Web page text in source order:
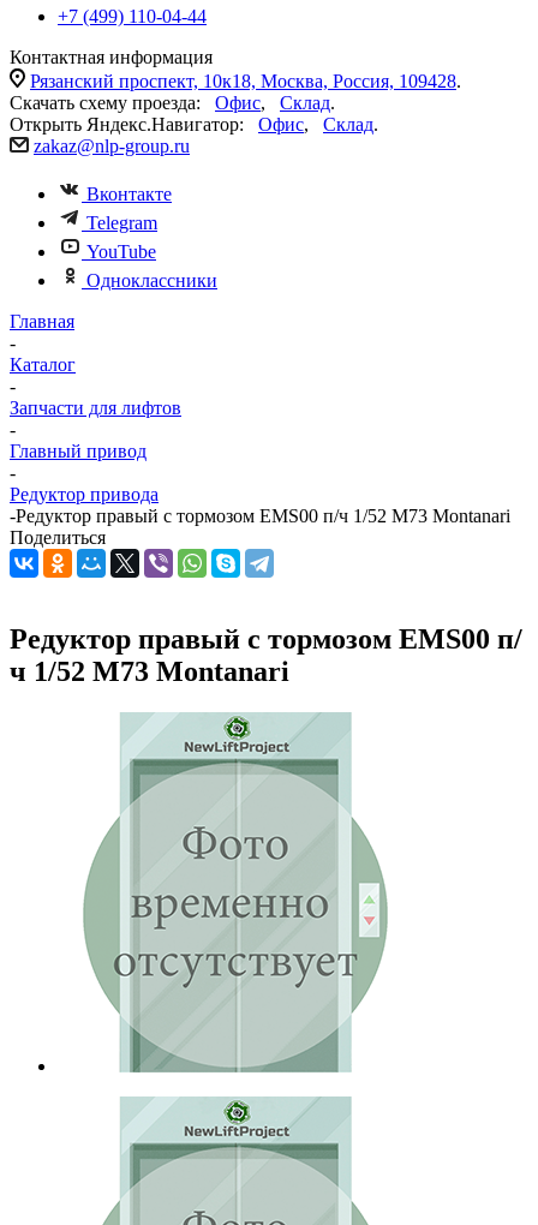
+7 (499) 110-04-44
Контактная информация
Рязанский проспект, 10к18, Москва, Россия, 109428.
Скачать схему проезда: Офис, Склад.
Открыть Яндекс.Навигатор: Офис, Склад.
zakaz@nlp-group.ru
Вконтакте
Telegram
YouTube
Одноклассники
Главная
-
Каталог
-
Запчасти для лифтов
-
Главный привод
-
Редуктор привода
-Редуктор правый с тормозом EMS00 п/ч 1/52 M73 Montanari
Поделиться
Редуктор правый с тормозом EMS00 п/
ч 1/52 M73 Montanari